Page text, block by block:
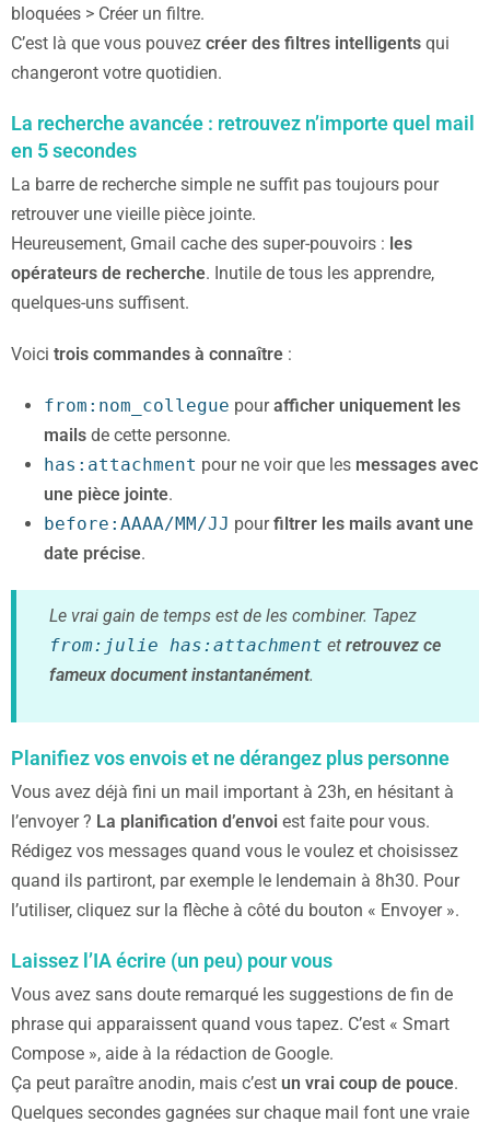
bloquées > Créer un filtre.
C’est là que vous pouvez créer des filtres intelligents qui
changeront votre quotidien.
La recherche avancée : retrouvez n’importe quel mail
en 5 secondes
La barre de recherche simple ne suffit pas toujours pour
retrouver une vieille pièce jointe.
Heureusement, Gmail cache des super-pouvoirs : les
opérateurs de recherche. Inutile de tous les apprendre,
quelques-uns suffisent.
Voici trois commandes à connaître :
from:nom_collegue pourafficher uniquement les
mails de cette personne.
has:attachment pour ne voir que les messages avec
une pièce jointe.
before:AAAA/MM/JJ pourfiltrer les mails avant une
date précise.
Le vrai gain de temps est de les combiner. Tapez
from:julie has:attachment et retrouvez ce
fameux document instantanément.
Planifiez vos envois et ne dérangez plus personne
Vous avez déjà fini un mail important à 23h, en hésitant à
l’envoyer ? La planification d’envoi est faite pour vous.
Rédigez vos messages quand vous le voulez et choisissez
quand ils partiront, par exemple le lendemain à 8h30. Pour
l’utiliser, cliquez sur la flèche à côté du bouton « Envoyer ».
Laissez l’IA écrire (un peu) pour vous
Vous avez sans doute remarqué les suggestions de fin de
phrase qui apparaissent quand vous tapez. C’est « Smart
Compose », aide à la rédaction de Google.
Ça peut paraître anodin, mais c’est un vrai coup de pouce.
Quelques secondes gagnées sur chaque mail font une vraie